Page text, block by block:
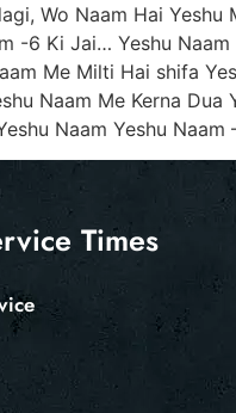
Wo Naam Hai Yeshu
-6 Ki Jai… Yeshu
Me Milti Hai shifa
Naam Me Kerna Dua
Naam Yeshu
Times